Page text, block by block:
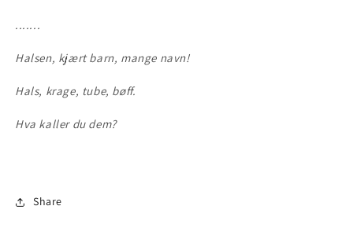
.......
Halsen, kjært barn, mange navn!
Hals, krage, tube, bøff.
Hva kaller du dem?
Share